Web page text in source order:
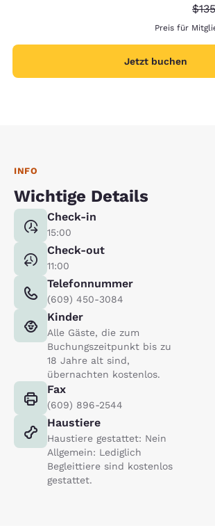
Preis für
Jetzt buchen
INFO
Wichtige Details
Check-in
15:00
Check-out
11:00
Telefonnummer
(609) 450-3084
Kinder
Alle Gäste, die zum
Buchungszeitpunkt bis zu
18 Jahre alt sind,
übernachten kostenlos.
Fax
(609) 896-2544
Haustiere
Haustiere gestattet: Nein
Allgemein: Lediglich
Begleittiere sind kostenlos
gestattet.